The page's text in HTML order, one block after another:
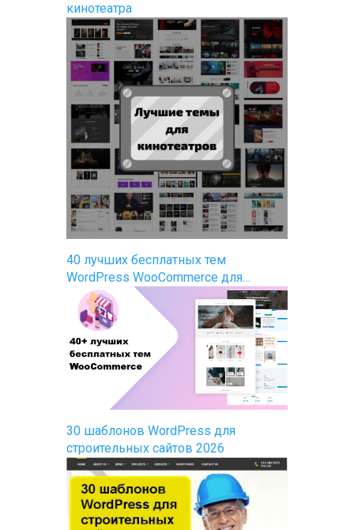
кинотеатра
40 лучших бесплатных тем
WordPress WooCommerce для…
30 шаблонов WordPress для
строительных сайтов 2026